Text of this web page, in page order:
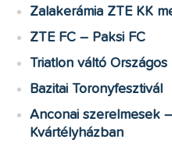
Zalakerámia ZTE KK
ZTE FC – Paksi FC
Triatlon váltó Országos
Bazitai Toronyfesztivál
Anconai szerelmesek
Kvártélyházban